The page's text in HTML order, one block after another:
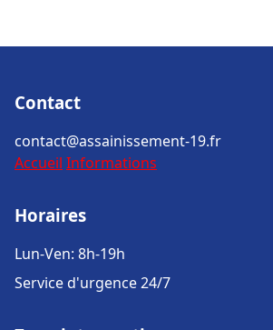
Contact
contact@assainissement-19.fr
Accueil Informations
Horaires
Lun-Ven: 8h-19h
Service d'urgence 24/7